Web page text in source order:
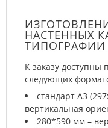
НАСТЕННЫХ
ТИПОГРАФИИ
К заказу доступны
следующих
стандарт А3
вертикальная
280*590 мм –